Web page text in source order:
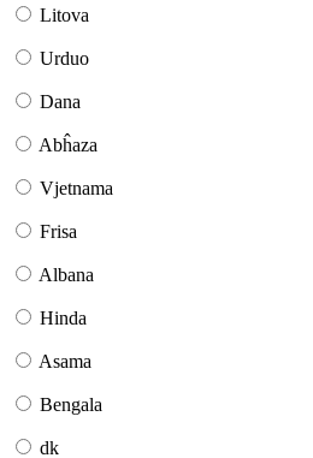
Litova
Urduo
Dana
Abĥaza
Vjetnama
Frisa
Albana
Hinda
Asama
Bengala
dk